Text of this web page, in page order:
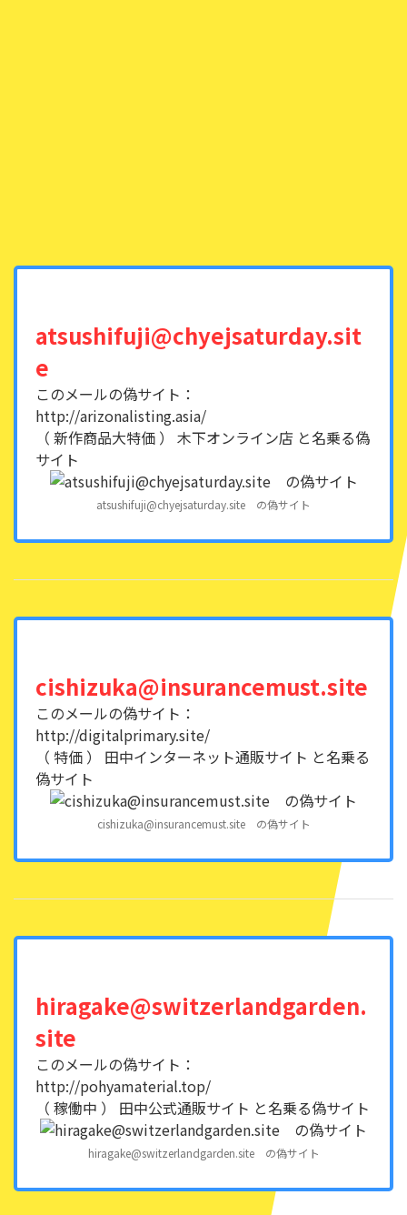
atsushifuji@chyejsaturday.sit
e
このメールの偽サイト：
http://arizonalisting.asia/
（ 新作商品大特価 ） 木下オンライン店 と名乗る偽
サイト
atsushifuji@chyejsaturday.site の偽サイト
cishizuka@insurancemust.site
このメールの偽サイト：
http://digitalprimary.site/
（ 特価 ） 田中インターネット通販サイト と名乗る
偽サイト
cishizuka@insurancemust.site の偽サイト
hiragake@switzerlandgarden.
site
このメールの偽サイト：
http://pohyamaterial.top/
（ 稼働中 ） 田中公式通販サイト と名乗る偽サイト
hiragake@switzerlandgarden.site の偽サイト